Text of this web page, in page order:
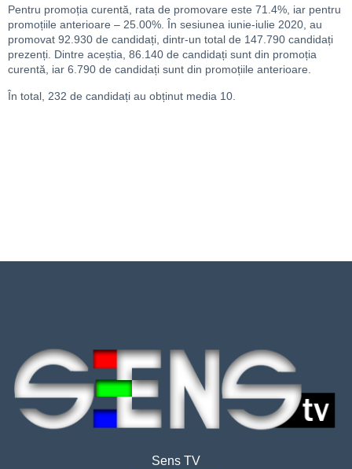
Pentru promoția curentă, rata de promovare este 71.4%, iar pentru
promoțiile anterioare – 25.00%. În sesiunea iunie-iulie 2020, au
promovat 92.930 de candidați, dintr-un total de 147.790 candidați
prezenți. Dintre aceștia, 86.140 de candidați sunt din promoția
curentă, iar 6.790 de candidați sunt din promoțiile anterioare.
În total, 232 de candidați au obținut media 10.
Sens TV